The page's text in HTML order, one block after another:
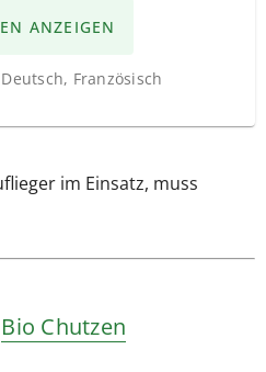
ANZEIGEN
Französisch
im Einsatz, muss
Bio Chutzen